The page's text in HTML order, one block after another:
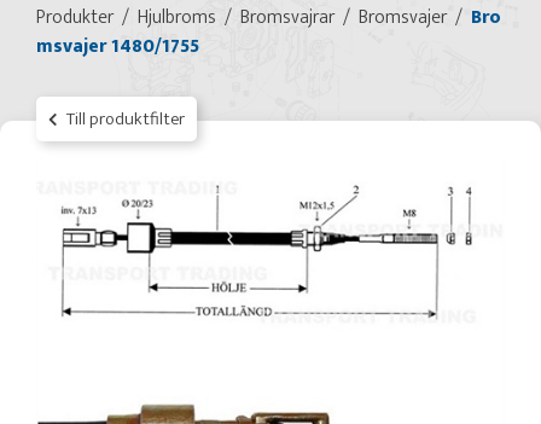
Produkter Hjulbroms Bromsvajrar Bromsvajer
Bro
msvajer 1480/1755
Till produktfilter